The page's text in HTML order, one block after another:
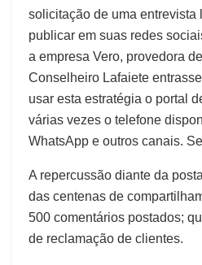
solicitação de uma entrevista
publicar em suas redes
a empresa Vero, provedora
Conselheiro Lafaiete
usar esta estratégia o portal
várias vezes o telefone
WhatsApp e outros canais.
A repercussão diante da
das centenas de
500 comentários postados;
de reclamação de clientes.